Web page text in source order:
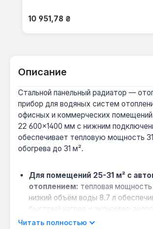
Обычная цена:
10 951,78 ₴
Описание
Стальной панельный радиатор —
прибор для водяных систем
офисных и коммерческих
22 600×1400 мм с нижним
обеспечивает тепловую мощность
обогрева до 31 м².
Для помещений 25-31 м² с
отоплением: тепловая мощность
низкий объём воды 8.7 л
быстрый нагрев и экономию
при работе от газового или
Читать полностью